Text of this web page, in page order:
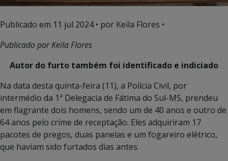
Publicado em 11 jul 2024• por Keila Flores •
Publicado por Keila Flores
Autor do furto também foi identificado e indiciado
Na data desta quinta-feira (11), a Polícia Civil, por
intermédio da 1ª Delegacia de Fátima do Sul-MS, prendeu
em flagrante dois homens, sendo um de 40 anos e outro de
64 anos pelo crime de receptação. Eles adquiriram 17
pacotes de pregos, duas panelas e um fogareiro elétrico,
que haviam sido furtados dias antes.